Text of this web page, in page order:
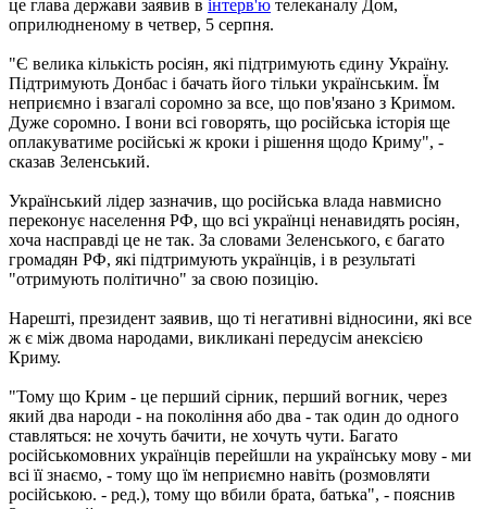
це глава держави заявив в інтерв'ю телеканалу Дом,
оприлюдненому в четвер, 5 серпня.
"Є велика кількість росіян, які підтримують єдину Україну.
Підтримують Донбас і бачать його тільки українським. Їм
неприємно і взагалі соромно за все, що пов'язано з Кримом.
Дуже соромно. І вони всі говорять, що російська історія ще
оплакуватиме російські ж кроки і рішення щодо Криму", -
сказав Зеленський.
Український лідер зазначив, що російська влада навмисно
переконує населення РФ, що всі українці ненавидять росіян,
хоча насправді це не так. За словами Зеленського, є багато
громадян РФ, які підтримують українців, і в результаті
"отримують політично" за свою позицію.
Нарешті, президент заявив, що ті негативні відносини, які все
ж є між двома народами, викликані передусім анексією
Криму.
"Тому що Крим - це перший сірник, перший вогник, через
який два народи - на покоління або два - так один до одного
ставляться: не хочуть бачити, не хочуть чути. Багато
російськомовних українців перейшли на українську мову - ми
всі її знаємо, - тому що їм неприємно навіть (розмовляти
російською. - ред.), тому що вбили брата, батька", - пояснив